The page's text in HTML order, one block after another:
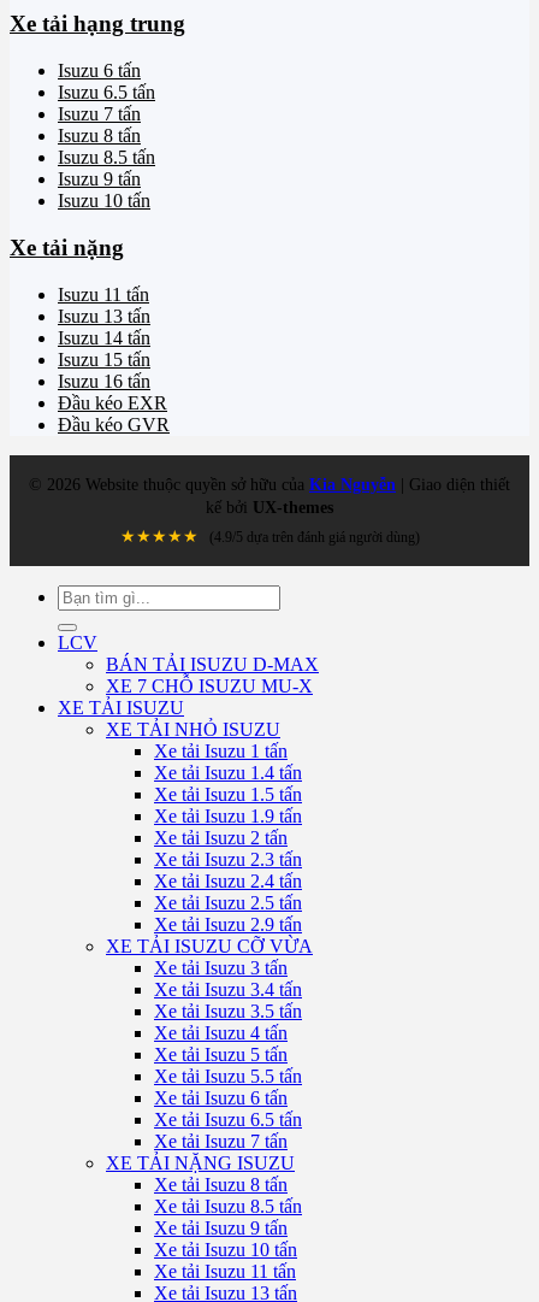
Xe tải hạng trung
Isuzu 6 tấn
Isuzu 6.5 tấn
Isuzu 7 tấn
Isuzu 8 tấn
Isuzu 8.5 tấn
Isuzu 9 tấn
Isuzu 10 tấn
Xe tải nặng
Isuzu 11 tấn
Isuzu 13 tấn
Isuzu 14 tấn
Isuzu 15 tấn
Isuzu 16 tấn
Đầu kéo EXR
Đầu kéo GVR
© 2026 Website thuộc quyền sở hữu của Kia Nguyễn | Giao diện thiết
kế bởi UX-themes
★★★★★
(4.9/5 dựa trên đánh giá người dùng)
Tìm
kiếm:
LCV
BÁN TẢI ISUZU D-MAX
XE 7 CHỖ ISUZU MU-X
XE TẢI ISUZU
XE TẢI NHỎ ISUZU
Xe tải Isuzu 1 tấn
Xe tải Isuzu 1.4 tấn
Xe tải Isuzu 1.5 tấn
Xe tải Isuzu 1.9 tấn
Xe tải Isuzu 2 tấn
Xe tải Isuzu 2.3 tấn
Xe tải Isuzu 2.4 tấn
Xe tải Isuzu 2.5 tấn
Xe tải Isuzu 2.9 tấn
XE TẢI ISUZU CỠ VỪA
Xe tải Isuzu 3 tấn
Xe tải Isuzu 3.4 tấn
Xe tải Isuzu 3.5 tấn
Xe tải Isuzu 4 tấn
Xe tải Isuzu 5 tấn
Xe tải Isuzu 5.5 tấn
Xe tải Isuzu 6 tấn
Xe tải Isuzu 6.5 tấn
Xe tải Isuzu 7 tấn
XE TẢI NẶNG ISUZU
Xe tải Isuzu 8 tấn
Xe tải Isuzu 8.5 tấn
Xe tải Isuzu 9 tấn
Xe tải Isuzu 10 tấn
Xe tải Isuzu 11 tấn
Xe tải Isuzu 13 tấn